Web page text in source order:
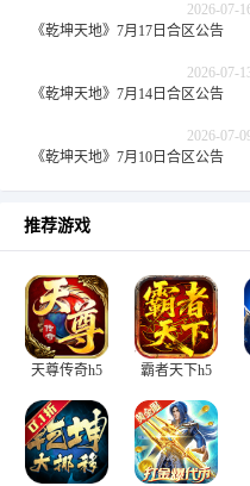
2026-07-
《乾坤天地》7月17日合区公告
2026-07-
《乾坤天地》7月14日合区公告
2026-07-
《乾坤天地》7月10日合区公告
推荐游戏
天尊传奇h5 霸者天下h5